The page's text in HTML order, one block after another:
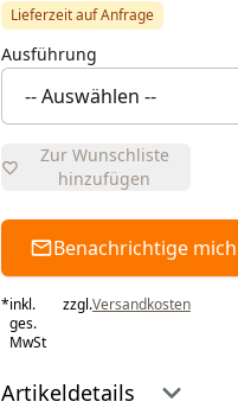
Lieferzeit auf Anfrage
Ausführung
Zur Wunschliste
hinzufügen
Benachrichtige mich
*inkl.
ges.
MwSt
zzgl.Versandkosten
Artikeldetails